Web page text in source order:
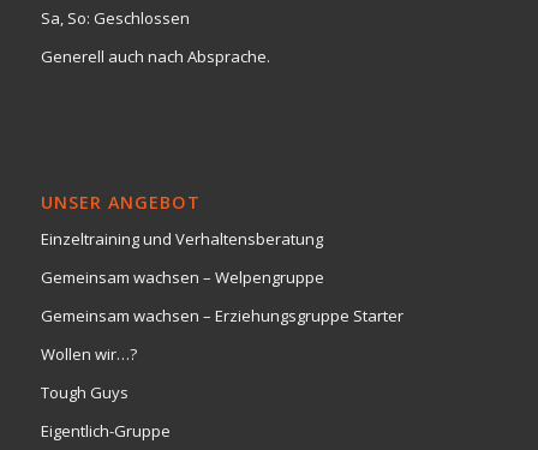
Sa, So: Geschlossen
Generell auch nach Absprache.
UNSER ANGEBOT
Einzeltraining und Verhaltensberatung
Gemeinsam wachsen – Welpengruppe
Gemeinsam wachsen – Erziehungsgruppe Starter
Wollen wir…?
Tough Guys
Eigentlich-Gruppe